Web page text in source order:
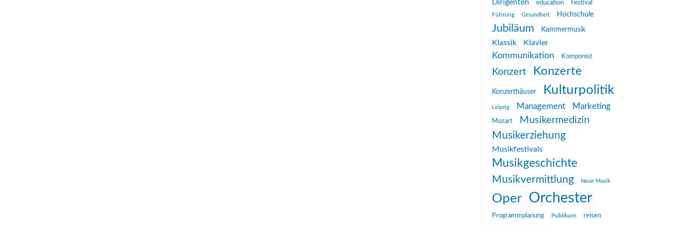
Dirigenten education
Festival
Führung
Gesundheit Hochschule
Jubiläum Kammermusik
Klassik Klavier
Kommunikation Komponist
Konzert Konzerte
Konzerthäuser Kulturpolitik
Leipzig Management Marketing
Mozart Musikermedizin
Musikerziehung
Musikfestivals
Musikgeschichte
Musikvermittlung Neue Musik
Oper Orchester
Programmplanung Publikum reisen